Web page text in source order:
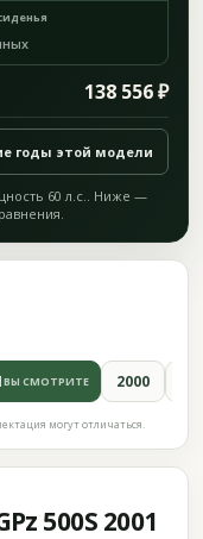
138 556 ₽
годы этой модели
60 л.с.. Ниже —
ВЫ СМОТРИТЕ 2000
могут отличаться.
500S 2001